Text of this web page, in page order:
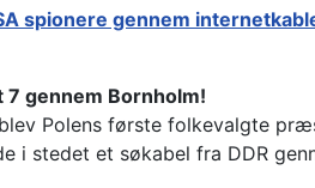
spionere gennem
gennem Bornholm!
Polens første folkevalgte
i stedet et søkabel fra DDR